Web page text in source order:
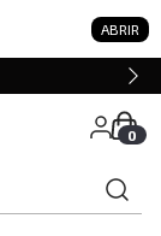
ABRIR
0